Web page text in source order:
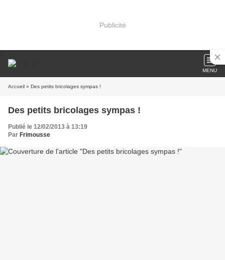
Publicité
MENU
Accueil » Des petits bricolages sympas !
Des petits bricolages sympas !
Publié le 12/02/2013 à 13:19
Par Frimousse